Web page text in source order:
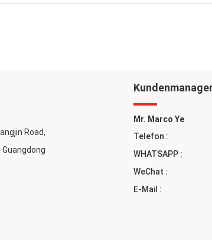
Road,
Mr. Marco Ye
Telefon :
WHATSAPP :
WeChat :
E-Mail :